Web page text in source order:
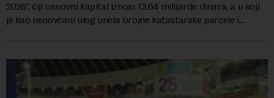
2026", čiji osnovni kapital iznosi 13,64 milijarde dinara, a u koji
je kao nenovčani ulog unela brojne katastarske parcele i